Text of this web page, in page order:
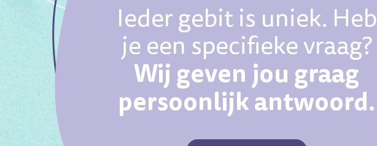
Ieder gebit is uniek. Heb
je een specifieke vraag?
Wij geven jou graag
persoonlijk antwoord.